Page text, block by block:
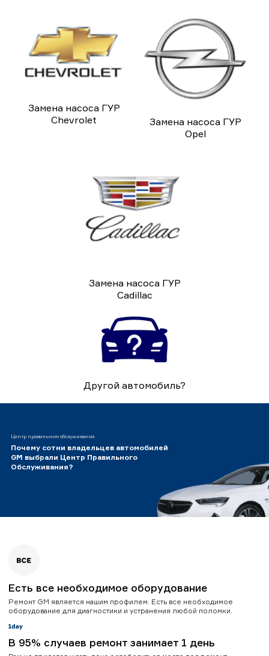
Замена насоса ГУР
Chevrolet
Замена насоса ГУР
Opel
Замена насоса ГУР
Cadillac
Другой автомобиль?
Центр правильного обслуживания
Почему сотни владельцев автомобилей
GM выбрали Центр Правильного
Обслуживания?
Есть все необходимое оборудование
Ремонт GM является нашим профилем. Есть все необходимое
оборудование для диагностики и устранения любой поломки.
В 95% случаев ремонт занимает 1 день